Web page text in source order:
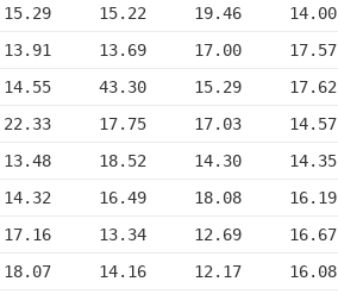
15.22     19.46     14.00
13.69     17.00     17.57
43.30     15.29     17.62
17.75     17.03     14.57
18.52     14.30     14.35
16.49     18.08     16.19
13.34     12.69     16.67
14.16     12.17     16.08